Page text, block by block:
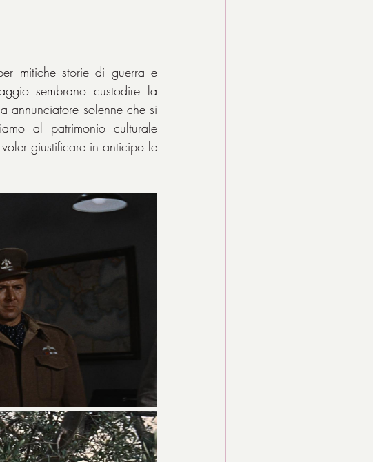
mitiche storie di guerra e
sembrano custodire la
annunciatore solenne che si
al patrimonio culturale
giustificare in anticipo le